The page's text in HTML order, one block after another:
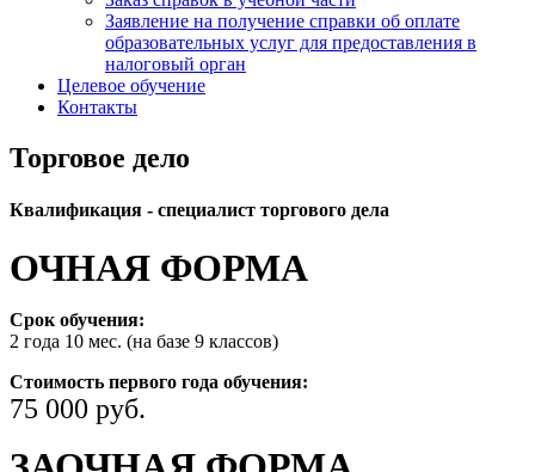
Заявление на получение справки об оплате
образовательных услуг для предоставления в
налоговый орган
Целевое обучение
Контакты
Торговое дело
Квалификация - специалист торгового дела
ОЧНАЯ ФОРМА
Срок обучения:
2 года 10 мес. (на базе 9 классов)
Стоимость первого года обучения:
75 000 руб.